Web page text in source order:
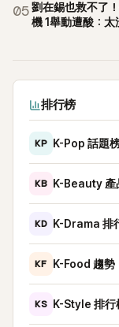
05劉在錫也救不了
機 1舉動遭酸：太
排行榜
KP K-Pop 話題
KB K-Beauty 產
KD K-Drama 排
KF K-Food 趨勢
KS K-Style 排行